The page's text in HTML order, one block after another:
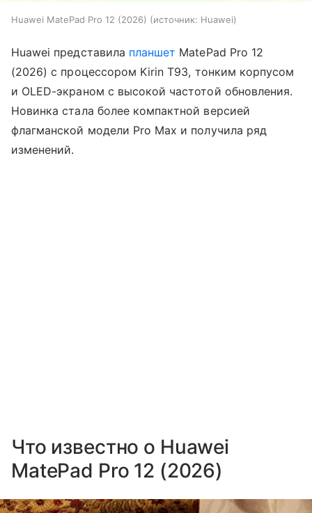
Huawei MatePad Pro 12 (2026) источник: Huawei
Huawei представила планшет MatePad Pro 12
(2026) с процессором Kirin T93, тонким корпусом
и OLED-экраном с высокой частотой обновления.
Новинка стала более компактной версией
флагманской модели Pro Max и получила ряд
изменений.
Что известно о Huawei
MatePad Pro 12 (2026)